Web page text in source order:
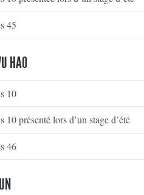
45
HAO
10
10 présenté lors d’un stage d’été
46